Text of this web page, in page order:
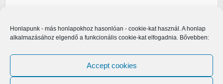
Honlapunk - más honlapokhoz hasonlóan - cookie-kat használ. A honlap
alkalmazásához elgendő a funkcionális cookie-kat elfogadnia. Bővebben:
Accept cookies